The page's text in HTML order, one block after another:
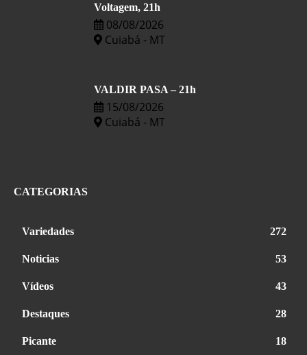
Voltagem, 21h
08/08/2026
Cuiabá - MT
VALDIR PASA – 21h
15/08/2026
Cuiabá - MT
CATEGORIAS
Variedades 272
Noticias 53
Vídeos 43
Destaques 28
Picante 18